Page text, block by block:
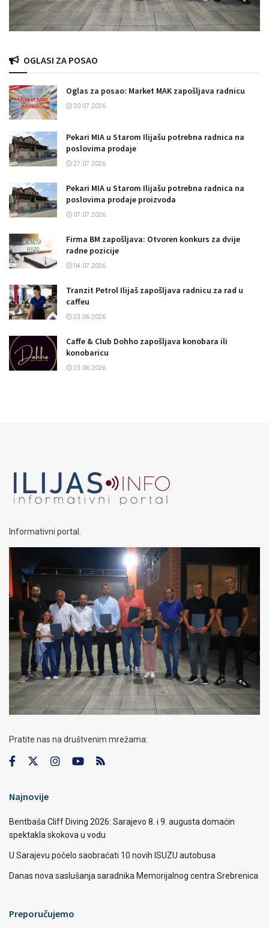
OGLASI ZA POSAO
Oglas za posao: Market MAK zapošljava radnicu
30.07.2026.
Pekari MIA u Starom Ilijašu potrebna radnica na
poslovima prodaje
27.07.2026.
Pekari MIA u Starom Ilijašu potrebna radnica na
poslovima prodaje proizvoda
07.07.2026.
Firma BM zapošljava: Otvoren konkurs za dvije
radne pozicije
04.07.2026.
Tranzit Petrol Ilijaš zapošljava radnicu za rad u
caffeu
23.06.2026.
Caffe & Club Dohho zapošljava konobara ili
konobaricu
23.06.2026.
Informativni portal.
Pratite nas na društvenim mrežama:
Najnovije
Bentbaša Cliff Diving 2026: Sarajevo 8. i 9. augusta domaćin
spektakla skokova u vodu
U Sarajevu počelo saobraćati 10 novih ISUZU autobusa
Danas nova saslušanja saradnika Memorijalnog centra Srebrenica
Preporučujemo